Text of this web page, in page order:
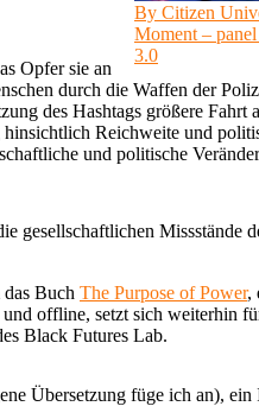
By Citizen
Moment –
3.0
Opfer sie an
durch die Waffen der
des Hashtags größere Fahrt
Reichweite und
und politische
gesellschaftlichen Missstände
Buch The Purpose of Power,
offline, setzt sich weiterhin
Black Futures Lab.
Übersetzung füge ich an),